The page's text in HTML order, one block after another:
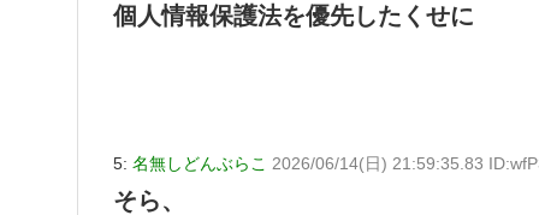
個人情報保護法を優先したくせに
5: 名無しどんぶらこ 2026/06/14(日) 21:59:35.83
そら、